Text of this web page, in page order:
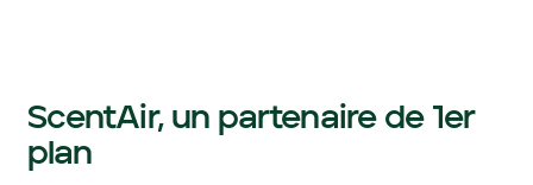
ScentAir, un partenaire de 1er
plan